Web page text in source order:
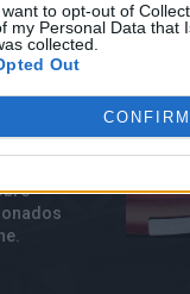
want to opt-out of
my Personal Data that
collected.
Out
CONFIRM
o
TOP